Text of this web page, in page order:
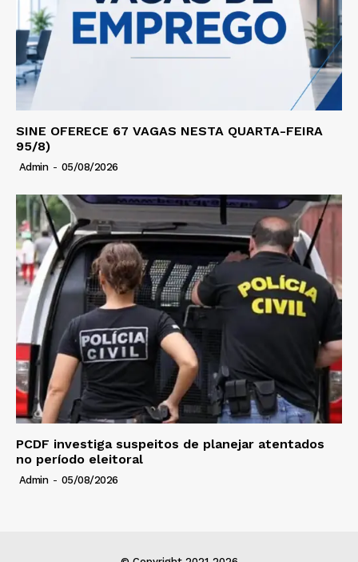
SINE OFERECE 67 VAGAS NESTA QUARTA-FEIRA
95/8)
Admin - 05/08/2026
PCDF investiga suspeitos de planejar atentados
no período eleitoral
Admin - 05/08/2026